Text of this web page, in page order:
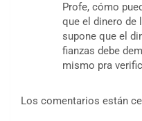
Profe, cómo
que el dinero de
supone que el
fianzas debe
mismo pra
Los comentarios están